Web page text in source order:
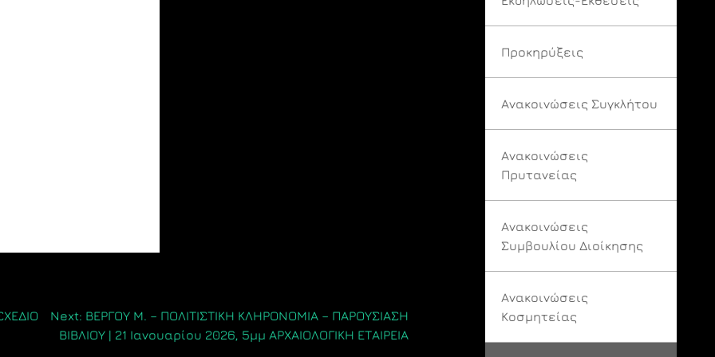
Next: ΒΕΡΓΟΥ Μ. – ΠΟΛΙΤΙΣΤΙΚΗ ΚΛΗΡΟΝΟΜΙΑ – ΠΑΡΟΥΣΙΑΣΗ
ΒΙΒΛΙΟΥ | 21 Ιανουαρίου 2026, 5μμ ΑΡΧΑΙΟΛΟΓΙΚΗ ΕΤΑΙΡΕΙΑ
Προκηρύξεις
Ανακοινώσεις Συγκλήτου
Ανακοινώσεις
Πρυτανείας
Ανακοινώσεις
Συμβουλίου Διοίκησης
Ανακοινώσεις
Κοσμητείας